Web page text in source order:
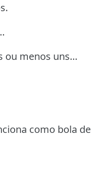
ou menos uns…
como bola de